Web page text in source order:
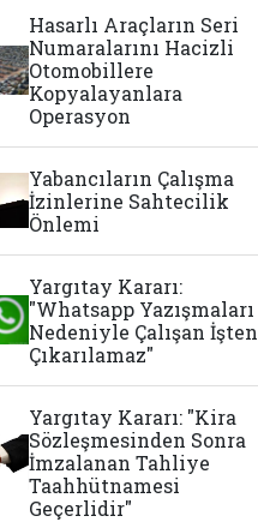
Hasarlı Araçların Seri
Numaralarını Hacizli
Otomobillere
Kopyalayanlara
Operasyon
Yabancıların Çalışma
İzinlerine Sahtecilik
Önlemi
Yargıtay Kararı:
"Whatsapp Yazışmaları
Nedeniyle Çalışan İşten
Çıkarılamaz"
Yargıtay Kararı: "Kira
Sözleşmesinden Sonra
İmzalanan Tahliye
Taahhütnamesi
Geçerlidir"